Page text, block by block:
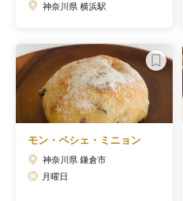
神奈川県 横浜駅
モン・ペシェ・ミニョン
神奈川県 鎌倉市
月曜日